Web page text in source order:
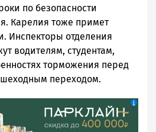
по безопасности
Карелия тоже примет
Инспекторы отделения
водителям, студентам,
торможения перед
переходом.